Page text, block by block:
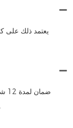
المكونات مجانًا، ويتم الشحن من قبل المرسل.